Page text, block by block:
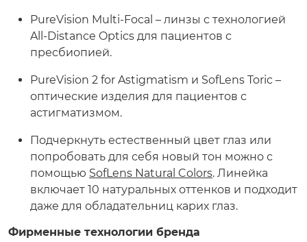
PureVision Multi-Focal – линзы с технологией
All-Distance Optics для пациентов с
пресбиопией.
PureVision 2 for Astigmatism и SofLens Toric –
оптические изделия для пациентов с
астигматизмом.
Подчеркнуть естественный цвет глаз или
попробовать для себя новый тон можно с
помощью SofLens Natural Colors. Линейка
включает 10 натуральных оттенков и подходит
даже для обладательниц карих глаз.
Фирменные технологии бренда